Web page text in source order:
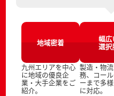
地域密着
九州エリアを中心
に地域の優良企
業・大手企業をご
紹介。
幅広
選択
製造・物
務、コー
ーまで多
に対応。